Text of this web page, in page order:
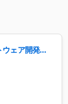
ウェア開発案